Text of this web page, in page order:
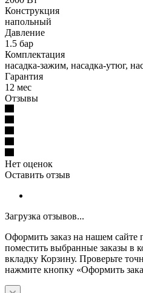
Конструкция
напольный
Давление
1.5 бар
Комплектация
насадка-зажим, насадка-утюг,
Гарантия
12 мес
Отзывы
Нет оценок
Оставить отзыв
Загрузка отзывов...
Оформить заказ на нашем сайте
поместить выбранные заказы в
вкладку Корзину. Проверьте
нажмите кнопку «Оформить